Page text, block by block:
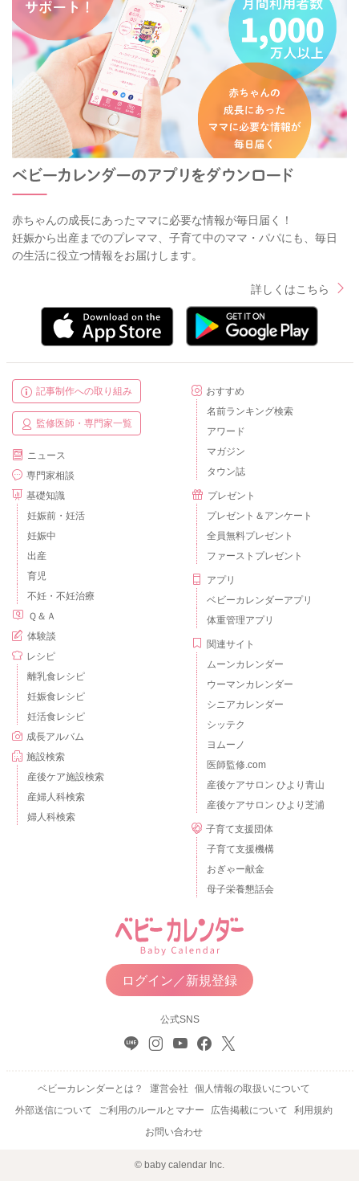
赤ちゃんの成長にあったママに必要な情報が毎日届く！
妊娠から出産までのプレママ、子育て中のママ・パパにも、毎日
の生活に役立つ情報をお届けします。
詳しくはこちら
記事制作への取り組み
監修医師・専門家一覧
ニュース
専門家相談
基礎知識
妊娠前・妊活
妊娠中
出産
育児
不妊・不妊治療
Ｑ＆Ａ
体験談
レシピ
離乳食レシピ
妊娠食レシピ
妊活食レシピ
成長アルバム
施設検索
産後ケア施設検索
産婦人科検索
婦人科検索
おすすめ
名前ランキング検索
アワード
マガジン
タウン誌
プレゼント
プレゼント＆アンケート
全員無料プレゼント
ファーストプレゼント
アプリ
ベビーカレンダーアプリ
体重管理アプリ
関連サイト
ムーンカレンダー
ウーマンカレンダー
シニアカレンダー
シッテク
ヨムーノ
医師監修.com
産後ケアサロン ひより青山
産後ケアサロン ひより芝浦
子育て支援団体
子育て支援機構
おぎゃー献金
母子栄養懇話会
ログイン／新規登録
公式SNS
ベビーカレンダーとは？ 運営会社
個人情報の取扱いについて
外部送信について
ご利用のルールとマナー 広告掲載について
利用規約
お問い合わせ
© baby calendar Inc.